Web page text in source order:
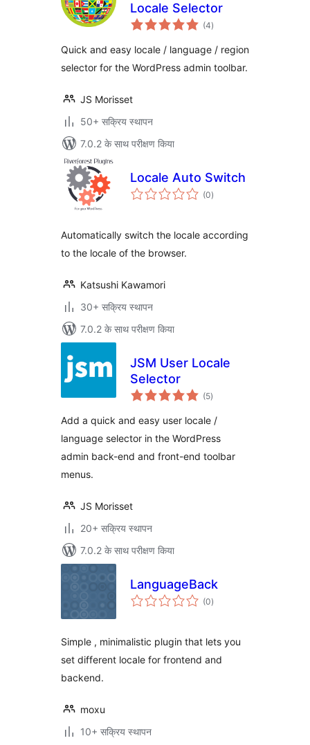
Locale Selector
(4कुल
दर)
Quick and easy locale / language / region
selector for the WordPress admin toolbar.
JS Morisset
50+ सक्रिय स्थापन
7.0.2 के साथ परीक्षण किया
Locale Auto Switch
(0कुल
दर)
Automatically switch the locale according
to the locale of the browser.
Katsushi Kawamori
30+ सक्रिय स्थापन
7.0.2 के साथ परीक्षण किया
JSM User Locale
Selector
(5कुल
दर)
Add a quick and easy user locale /
language selector in the WordPress
admin back-end and front-end toolbar
menus.
JS Morisset
20+ सक्रिय स्थापन
7.0.2 के साथ परीक्षण किया
LanguageBack
(0कुल
दर)
Simple , minimalistic plugin that lets you
set different locale for frontend and
backend.
moxu
10+ सक्रिय स्थापन